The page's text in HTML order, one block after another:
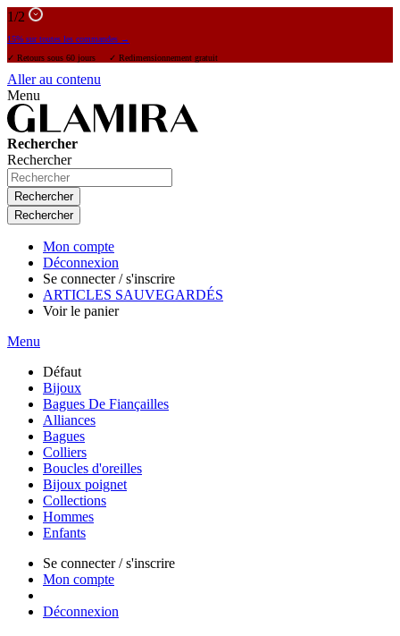
1/2
15% sur toutes les commandes →
✓ Retours sous 60 jours ✓ Redimensionnement gratuit
Aller au contenu
Menu
Rechercher
Rechercher
Rechercher
Rechercher
Mon compte
Déconnexion
Se connecter / s'inscrire
ARTICLES SAUVEGARDÉS
Voir le panier
Menu
Défaut
Bijoux
Bagues De Fiançailles
Alliances
Bagues
Colliers
Boucles d'oreilles
Bijoux poignet
Collections
Hommes
Enfants
Se connecter / s'inscrire
Mon compte
Déconnexion